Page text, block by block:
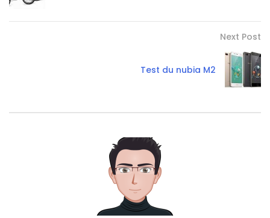
Next Post
Test du nubia M2